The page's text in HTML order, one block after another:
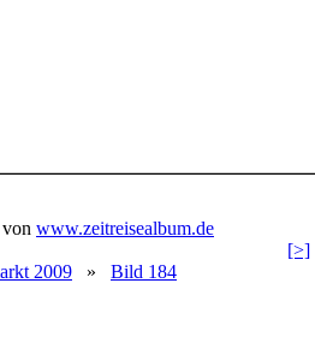
www.zeitreisealbum.de
[>]
2009 » Bild 184